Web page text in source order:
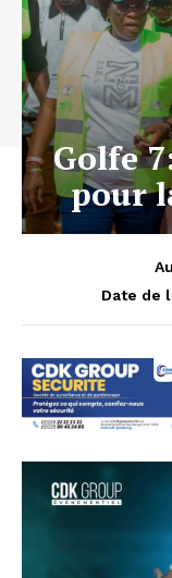
Golfe
pour
Date de